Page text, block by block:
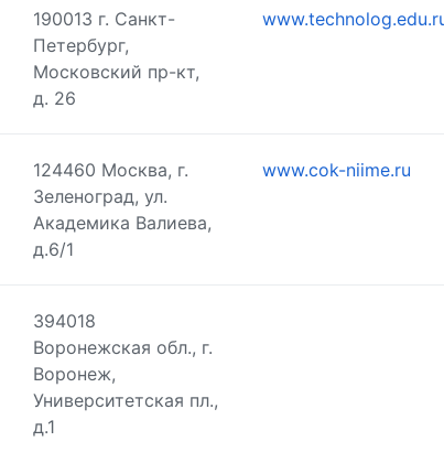
190013 г. Санкт-
Петербург,
Московский пр-кт,
д. 26
124460 Москва, г.
Зеленоград, ул.
Академика Валиева,
д.6/1
www.cok-niime.ru
394018
Воронежская обл., г.
Воронеж,
Университетская пл.,
д.1